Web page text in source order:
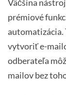
Väčšina
prémiové
automatizácia.
vytvoriť e-
odberateľa
mailov bez